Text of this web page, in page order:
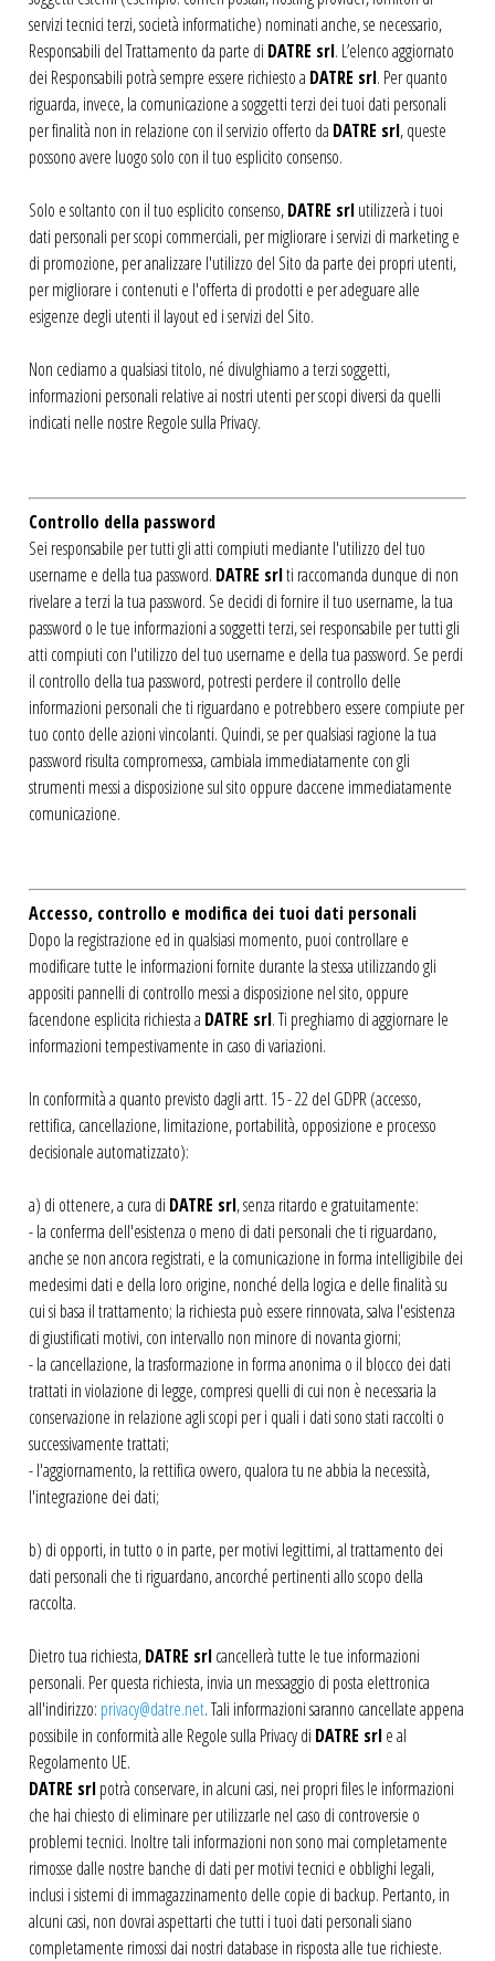
servizi tecnici terzi, società informatiche) nominati anche, se necessario,
Responsabili del Trattamento da parte di DATRE srl. L’elenco aggiornato
dei Responsabili potrà sempre essere richiesto a DATRE srl. Per quanto
riguarda, invece, la comunicazione a soggetti terzi dei tuoi dati personali
per finalità non in relazione con il servizio offerto da DATRE srl, queste
possono avere luogo solo con il tuo esplicito consenso.
Solo e soltanto con il tuo esplicito consenso,DATRE srlutilizzerà i tuoi
dati personali per scopi commerciali, per migliorare i servizi di marketing e
di promozione, per analizzare l'utilizzo del Sito da parte dei propri utenti,
per migliorare i contenuti e l'offerta di prodotti e per adeguare alle
esigenze degli utenti il layout ed i servizi del Sito.
Non cediamo a qualsiasi titolo, né divulghiamo a terzi soggetti,
informazioni personali relative ai nostri utenti per scopi diversi da quelli
indicati nelle nostre Regole sulla Privacy.
Controllo della password
Sei responsabile per tutti gli atti compiuti mediante l'utilizzo del tuo
username e della tua password. DATRE srlti raccomanda dunque di non
rivelare a terzi la tua password. Se decidi di fornire il tuo username, la tua
password o le tue informazioni a soggetti terzi, sei responsabile per tutti gli
atti compiuti con l'utilizzo del tuo username e della tua password. Se perdi
il controllo della tua password, potresti perdere il controllo delle
informazioni personali che ti riguardano e potrebbero essere compiute per
tuo conto delle azioni vincolanti. Quindi, se per qualsiasi ragione la tua
password risulta compromessa, cambiala immediatamente con gli
strumenti messi a disposizione sul sito oppure daccene immediatamente
comunicazione.
Accesso, controllo e modifica dei tuoi dati personali
Dopo la registrazione ed in qualsiasi momento, puoi controllare e
modificare tutte le informazioni fornite durante la stessa utilizzando gli
appositi pannelli di controllo messi a disposizione nel sito, oppure
facendone esplicita richiesta a DATRE srl. Ti preghiamo di aggiornare le
informazioni tempestivamente in caso di variazioni.
In conformità a quanto previsto dagli artt. 15 - 22 del GDPR (accesso,
rettifica, cancellazione, limitazione, portabilità, opposizione e processo
decisionale automatizzato):
a) di ottenere, a cura di DATRE srl, senza ritardo e gratuitamente:
- la conferma dell'esistenza o meno di dati personali che ti riguardano,
anche se non ancora registrati, e la comunicazione in forma intelligibile dei
medesimi dati e della loro origine, nonché della logica e delle finalità su
cui si basa il trattamento; la richiesta può essere rinnovata, salva l'esistenza
di giustificati motivi, con intervallo non minore di novanta giorni;
- la cancellazione, la trasformazione in forma anonima o il blocco dei dati
trattati in violazione di legge, compresi quelli di cui non è necessaria la
conservazione in relazione agli scopi per i quali i dati sono stati raccolti o
successivamente trattati;
- l'aggiornamento, la rettifica ovvero, qualora tu ne abbia la necessità,
l'integrazione dei dati;
b) di opporti, in tutto o in parte, per motivi legittimi, al trattamento dei
dati personali che ti riguardano, ancorché pertinenti allo scopo della
raccolta.
Dietro tua richiesta,DATRE srlcancellerà tutte le tue informazioni
personali. Per questa richiesta, invia un messaggio di posta elettronica
all'indirizzo: privacy@datre.net. Tali informazioni saranno cancellate appena
possibile in conformità alle Regole sulla Privacy di DATRE srle al
Regolamento UE.
DATRE srlpotrà conservare, in alcuni casi, nei propri files le informazioni
che hai chiesto di eliminare per utilizzarle nel caso di controversie o
problemi tecnici. Inoltre tali informazioni non sono mai completamente
rimosse dalle nostre banche di dati per motivi tecnici e obblighi legali,
inclusi i sistemi di immagazzinamento delle copie di backup. Pertanto, in
alcuni casi, non dovrai aspettarti che tutti i tuoi dati personali siano
completamente rimossi dai nostri database in risposta alle tue richieste.